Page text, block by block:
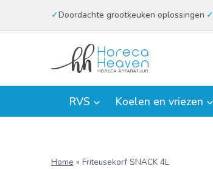
Doordachte grootkeuken oplossingen
RVS Koelen en vriezen
Home » Friteusekorf SNACK 4L